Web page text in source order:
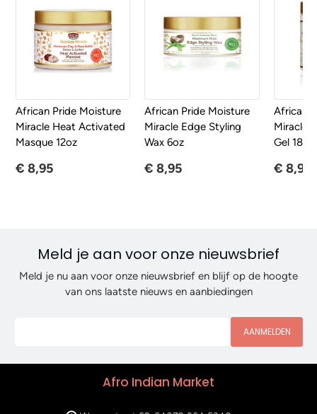
African Pride Moisture
Miracle Heat Activated
Masque 12oz
€ 8,95
African Pride Moisture
Miracle Edge Styling
Wax 6oz
€ 8,95
African
Miracle
Gel 18oz
€ 8,95
Meld je aan voor onze nieuwsbrief
Meld je nu aan voor onze nieuwsbrief en blijf op de hoogte
van ons laatste nieuws en aanbiedingen
AANMELDEN
Afro Indian Market